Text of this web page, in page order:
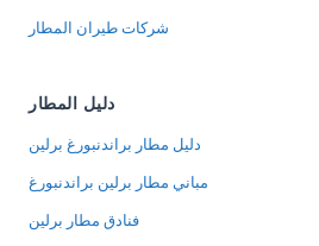
شركات طيران المطار
دليل المطار
دليل مطار براندنبورغ برلين
مباني مطار برلين براندنبورغ
فنادق مطار برلين